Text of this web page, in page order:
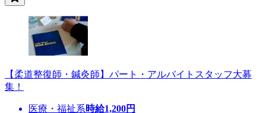
【柔道整復師・鍼灸師】パート・アルバイトスタッフ大募
集！
医療・福祉系時給1,200円